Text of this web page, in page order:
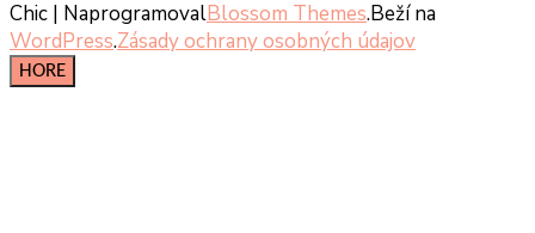
Chic | NaprogramovalBlossom Themes.Beží na
WordPress.Zásady ochrany osobných údajov
HORE